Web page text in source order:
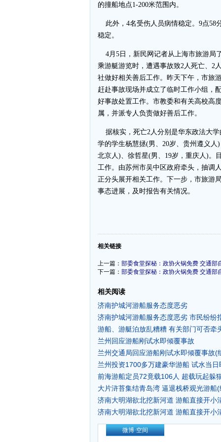
的撞船地点1-200米范围内。
此外，4名受伤人员病情稳定。9点58
稳定。
4月5日，新民网记者从上海市旅游局
乘游艇游览时，遭遇事故致2人死亡、2
社做好相关善后工作。昨天下午，市旅
赶赴事故现场并成立了临时工作小组，
好事故处置工作。市教委和有关高校高
属，并派专人负责做好善后工作。
据核实，死亡2人分别是华东政法大
学的学生杨慧拯(男、20岁、贵州遵义
北京人)、徐哲星(男、19岁，重庆人)。
工作。由苏州市吴中区政府牵头，抽调
正分头展开相关工作。下一步，市旅游
事态进展，及时报告有关情况。
-
相关链接
上一篇： 部委食堂探秘：政协火锅免费 交通部
下一篇： 部委食堂探秘：政协火锅免费 交通部
相关阅读
济南护城河游船服务态度恶劣
济南护城河游船服务态度恶劣 市民纷纷
游船、游艇泊放乱糟糟 有关部门可否牵
兰州回应游船刚试水即倾覆事故
兰州交通局回应游船刚试水即倾覆事故(
兰州投资1700多万建豪华游船 试水当日
前海游船定员72竟载106人 超载玩起躲
大片浒苔集结青岛湾 逼退栈桥观光游船
济南大明湖欲北挖新河道 游船直接开小
济南大明湖欲北挖新河道 游船直接开小